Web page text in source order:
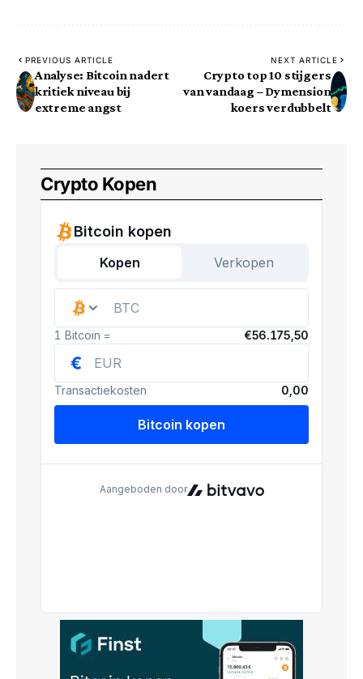
PREVIOUS ARTICLE
Analyse: Bitcoin nadert
kritiek niveau bij
extreme angst
NEXT ARTICLE
Crypto top 10 stijgers
van vandaag – Dymension
koers verdubbelt
Crypto Kopen